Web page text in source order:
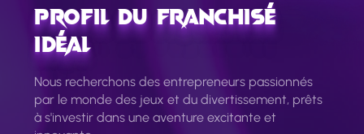
Profil du Franchisé
Idéal
Nous recherchons des entrepreneurs passionnés
par le monde des jeux et du divertissement, prêts
à s'investir dans une aventure excitante et